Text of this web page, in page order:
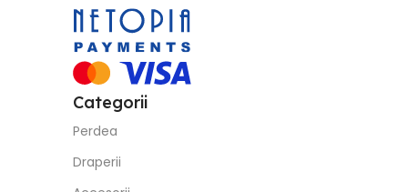
Categorii
Perdea
Draperii